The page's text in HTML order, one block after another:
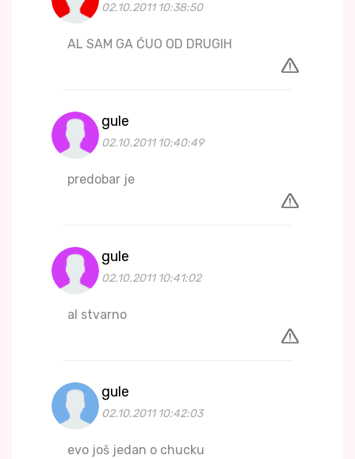
02.10.2011 10:38:50
AL SAM GA ĆUO OD DRUGIH
gule
02.10.2011 10:40:49
predobar je
gule
02.10.2011 10:41:02
al stvarno
gule
02.10.2011 10:42:03
evo još jedan o chucku